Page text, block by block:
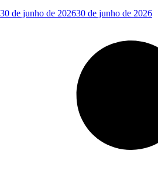
30 de junho de 202630 de junho de 2026